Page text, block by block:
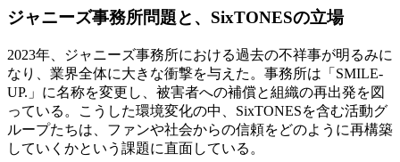
ジャニーズ事務所問題と、SixTONESの立場
2023年、ジャニーズ事務所における過去の不祥事が明るみに
なり、業界全体に大きな衝撃を与えた。事務所は「SMILE-
UP.」に名称を変更し、被害者への補償と組織の再出発を図
っている。こうした環境変化の中、SixTONESを含む活動グ
ループたちは、ファンや社会からの信頼をどのように再構築
していくかという課題に直面している。